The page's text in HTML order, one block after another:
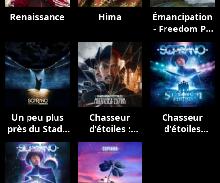
Renaissance Hima
Émancipation
- Freedom Pt.
II
Un peu plus
près du Stade
de France
(Live au Stade
de France,
2023)
Chasseur
d’étoiles :
Multiverse
Edition
Chasseur
d'étoiles